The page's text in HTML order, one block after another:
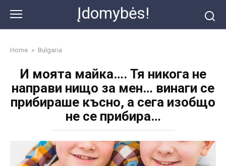
content
Įdomybės!
Home » Bulgaria
И моята майка…. Тя никога не
направи нищо за мен… винаги се
прибираше късно, а сега изобщо
не се прибира…